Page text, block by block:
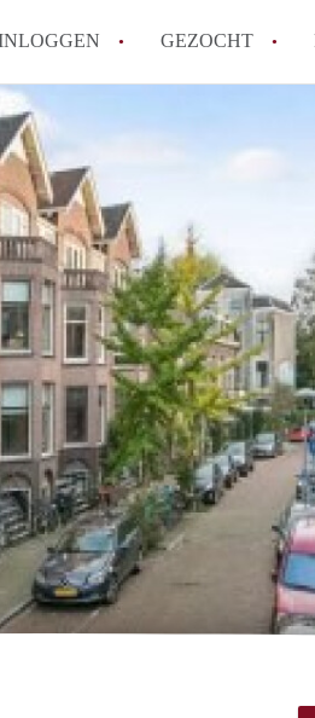
GEZOCHT
Hoe moeilijk is het om een
Tips: om in Utrecht een kamer
Hoe werkt Kamers Utrecht
How to translate
Alle veelgestelde vragen